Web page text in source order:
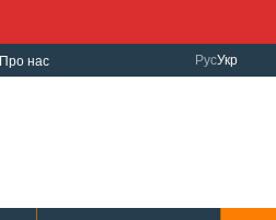
Про нас
РусУкр